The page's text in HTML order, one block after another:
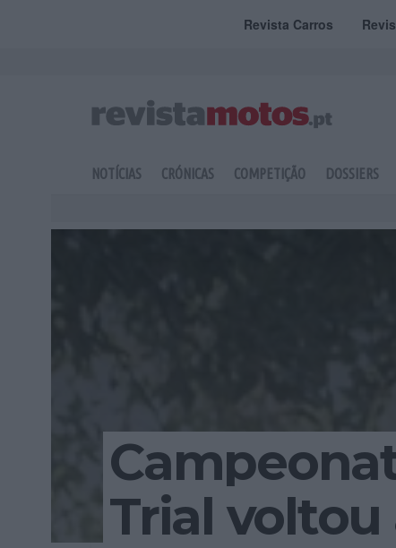
Revista Carros
NOTÍCIAS CRÓNICAS COMPETIÇÃO DOSSIERS
Trial